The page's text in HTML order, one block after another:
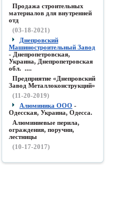
Продажа строительных
материалов для внутренней
отд
(03-18-2021)
Днепровский
Машиностроительный Завод
- Днепропетровская,
Украина, Днепропетровская
обл. ....
Предприятие «Днепровский
Завод Металлоконструкций»
(11-20-2019)
Алюминика ООО -
Одесская, Украина, Одесса.
Алюминиевые перила,
ограждения, поручни,
лестницы
(10-17-2017)